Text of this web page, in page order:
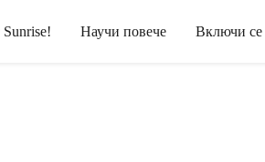
Научи повече Включи се